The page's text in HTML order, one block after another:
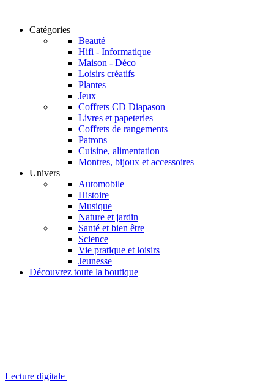
Catégories
Beauté
Hifi - Informatique
Maison - Déco
Loisirs créatifs
Plantes
Jeux
Coffrets CD Diapason
Livres et papeteries
Coffrets de rangements
Patrons
Cuisine, alimentation
Montres, bijoux et accessoires
Univers
Automobile
Histoire
Musique
Nature et jardin
Santé et bien être
Science
Vie pratique et loisirs
Jeunesse
Découvrez toute la boutique
Lecture digitale